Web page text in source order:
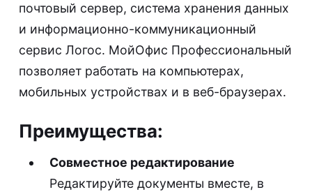
почтовый сервер, система хранения данных
и информационно-коммуникационный
сервис Логос. МойОфис Профессиональный
позволяет работать на компьютерах,
мобильных устройствах и в веб-браузерах.
Преимущества:
Совместное редактирование
Редактируйте документы вместе, в